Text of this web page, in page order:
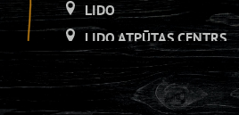
LIDO
LIDO ATPŪTAS CENTRS
LIDO DZIRNAVAS